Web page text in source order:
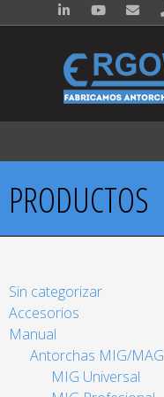
PRODUCTOS
Sin categorizar
Accesorios
Manual
Antorchas MIG/MAG
MIG Universal